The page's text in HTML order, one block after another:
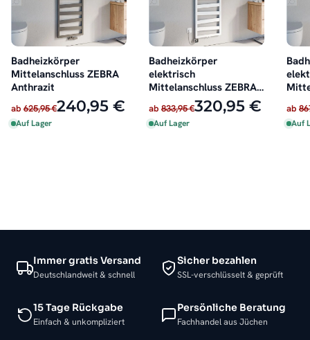
Badheizkörper
Mittelanschluss ZEBRA
Anthrazit
ab 625,95 €240,95 €
Auf Lager
Badheizkörper
elektrisch
Mittelanschluss ZEBRA
Weiß inkl. Heizstab
ab 833,95 €320,95 €
Auf Lager
ab
Auf
Immer gratis Versand
Deutschlandweit & schnell
Sicher bezahlen
SSL-verschlüsselt & geprüft
15 Tage Rückgabe
Einfach & unkompliziert
Persönliche Beratung
Fachhandel aus Jüchen